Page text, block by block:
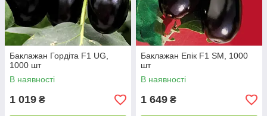
Баклажан Гордіта F1 UG,
1000 шт
В наявності
1 019 ₴
Баклажан Епік F1 SM, 1000
шт
В наявності
1 649 ₴